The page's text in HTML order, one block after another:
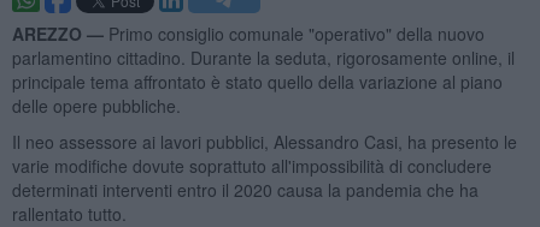
AREZZO — Primo consiglio comunale "operativo" della nuovo
parlamentino cittadino. Durante la seduta, rigorosamente online, il
principale tema affrontato è stato quello della variazione al piano
delle opere pubbliche.
Il neo assessore ai lavori pubblici, Alessandro Casi, ha presento le
varie modifiche dovute soprattuto all'impossibilità di concludere
determinati interventi entro il 2020 causa la pandemia che ha
rallentato tutto.